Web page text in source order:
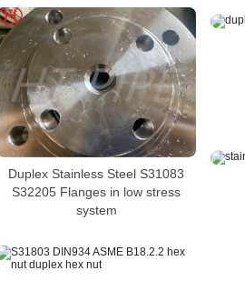
Duplex Stainless Steel S31083
S32205 Flanges in low stress
system